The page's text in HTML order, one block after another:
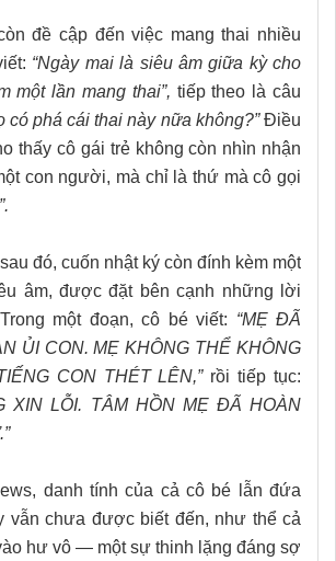
đề cập đến việc mang thai nhiều
“Ngày mai là siêu âm giữa kỳ cho
một lần mang thai”, tiếp theo là câu
có phá cái thai này nữa không?”Điều
thấy cô gái trẻ không còn nhìn nhận
con người, mà chỉ là thứ mà cô gọi
đó, cuốn nhật ký còn đính kèm một
âm, được đặt bên cạnh những lời
một đoạn, cô bé viết: “MẸ ĐÃ
ỦI CON. MẸ KHÔNG THỂ KHÔNG
CON THÉT LÊN,”rồi tiếp tục:
XIN LỖI. TÂM HỒN MẸ ĐÃ HOÀN
danh tính của cả cô bé lẫn đứa
vẫn chưa được biết đến, như thể cả
hư vô — một sự thinh lặng đáng sợ